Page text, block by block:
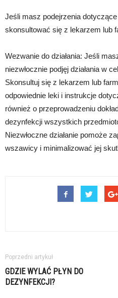
Jeśli masz podejrzenia
skonsultować się z lekarzem lub
Wezwanie do działania: Jeśli
niezwłocznie podjęj działania w
Skonsultuj się z lekarzem lub
odpowiednie leki i instrukcje
również o przeprowadzeniu
dezynfekcji wszystkich
Niezwłoczne działanie pomoże
wszawicy i minimalizować jej
Poprzedni artykuł
GDZIE WYLAĆ PŁYN DO
DEZYNFEKCJI?